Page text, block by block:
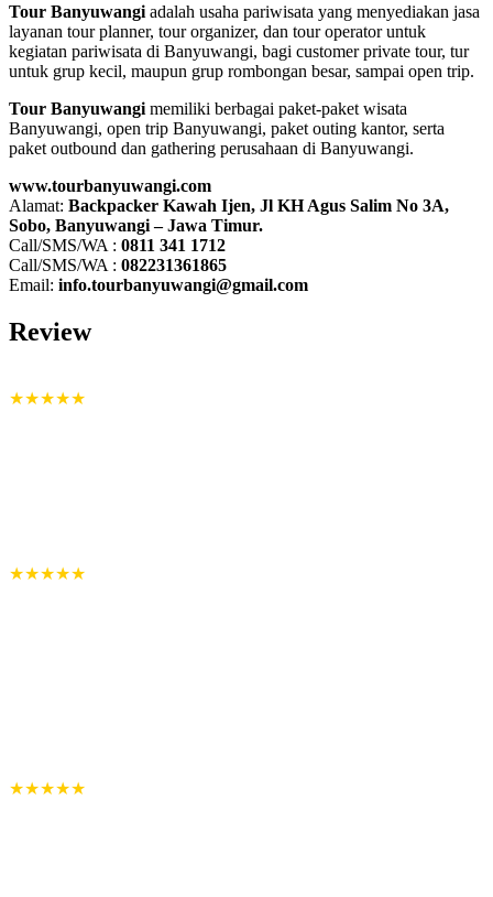
Tour Banyuwangi adalah usaha pariwisata yang menyediakan jasa
layanan tour planner, tour organizer, dan tour operator untuk
kegiatan pariwisata di Banyuwangi, bagi customer private tour, tur
untuk grup kecil, maupun grup rombongan besar, sampai open trip.
Tour Banyuwangi memiliki berbagai paket-paket wisata
Banyuwangi, open trip Banyuwangi, paket outing kantor, serta
paket outbound dan gathering perusahaan di Banyuwangi.
www.tourbanyuwangi.com
Alamat: Backpacker Kawah Ijen, Jl KH Agus Salim No 3A,
Sobo, Banyuwangi – Jawa Timur.
Call/SMS/WA : 0811 341 1712
Call/SMS/WA : 082231361865
Email: info.tourbanyuwangi@gmail.com
Review
★★★★★
★★★★★
★★★★★